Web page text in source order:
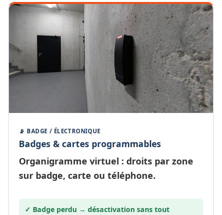
📡 BADGE / ÉLECTRONIQUE
Badges & cartes programmables
Organigramme virtuel : droits par zone
sur badge, carte ou téléphone.
✓ Badge perdu → désactivation sans tout